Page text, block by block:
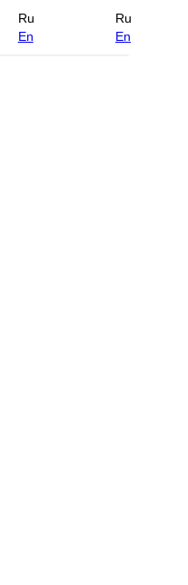
Ru
En
Ru
En